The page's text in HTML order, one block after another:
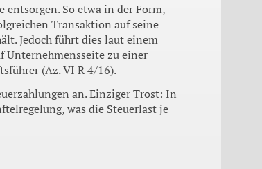
entsorgen. So etwa in der Form,
Transaktion auf seine
Jedoch führt dies laut einem
Unternehmensseite zu einer
(Az. VI R 4/16).
an. Einziger Trost: In
was die Steuerlast je